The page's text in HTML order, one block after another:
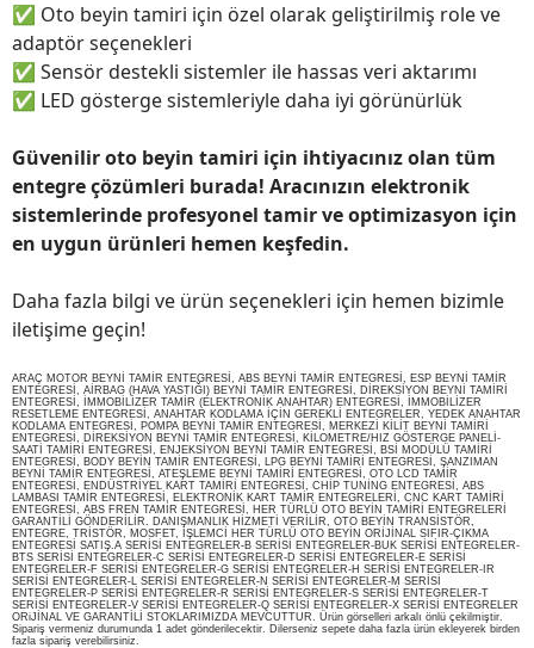
✅ Oto beyin tamiri için özel olarak geliştirilmiş role ve
adaptör seçenekleri
✅ Sensör destekli sistemler ile hassas veri aktarımı
✅ LED gösterge sistemleriyle daha iyi görünürlük
Güvenilir oto beyin tamiri için ihtiyacınız olan tüm
entegre çözümleri burada! Aracınızın elektronik
sistemlerinde profesyonel tamir ve optimizasyon için
en uygun ürünleri hemen keşfedin.
Daha fazla bilgi ve ürün seçenekleri için hemen bizimle
iletişime geçin!
ARAÇ MOTOR BEYNİ TAMİR ENTEGRESİ, ABS BEYNİ TAMİR ENTEGRESİ, ESP BEYNİ TAMİR
ENTEGRESİ, AİRBAG (HAVA YASTIĞI) BEYNİ TAMİR ENTEGRESİ, DİREKSİYON BEYNİ TAMİRİ
ENTEGRESİ, İMMOBİLİZER TAMİR (ELEKTRONİK ANAHTAR) ENTEGRESİ, İMMOBİLİZER
RESETLEME ENTEGRESİ, ANAHTAR KODLAMA İÇİN GEREKLİ ENTEGRELER, YEDEK ANAHTAR
KODLAMA ENTEGRESİ, POMPA BEYNİ TAMİR ENTEGRESİ, MERKEZİ KİLİT BEYNİ TAMİRİ
ENTEGRESİ, DİREKSİYON BEYNİ TAMİR ENTEGRESİ, KİLOMETRE/HIZ GÖSTERGE PANELİ-
SAATİ TAMİRİ ENTEGRESİ, ENJEKSİYON BEYNİ TAMİR ENTEGRESİ, BSİ MODÜLÜ TAMİRİ
ENTEGRESİ, BODY BEYİN TAMİR ENTEGRESİ, LPG BEYNİ TAMİRİ ENTEGRESİ, ŞANZIMAN
BEYNİ TAMİR ENTEGRESİ, ATEŞLEME BEYNİ TAMİRİ ENTEGRESİ, OTO LCD TAMİR
ENTEGRESİ, ENDÜSTRİYEL KART TAMİRİ ENTEGRESİ, CHİP TUNİNG ENTEGRESİ, ABS
LAMBASI TAMİR ENTEGRESİ, ELEKTRONİK KART TAMİR ENTEGRELERİ, CNC KART TAMİRİ
ENTEGRESİ, ABS FREN TAMİR ENTEGRESİ, HER TÜRLÜ OTO BEYİN TAMİRİ ENTEGRELERİ
GARANTİLİ GÖNDERİLİR. DANIŞMANLIK HİZMETİ VERİLİR, OTO BEYİN TRANSİSTÖR,
ENTEGRE, TRİSTÖR, MOSFET, İŞLEMCİ HER TÜRLÜ OTO BEYİN ORİJİNAL SIFIR-ÇIKMA
ENTEGRESİ SATIŞ.A SERİSİ ENTEGRELER-B SERİSİ ENTEGRELER-BUK SERİSİ ENTEGRELER-
BTS SERİSİ ENTEGRELER-C SERİSİ ENTEGRELER-D SERİSİ ENTEGRELER-E SERİSİ
ENTEGRELER-F SERİSİ ENTEGRELER-G SERİSİ ENTEGRELER-H SERİSİ ENTEGRELER-IR
SERİSİ ENTEGRELER-L SERİSİ ENTEGRELER-N SERİSİ ENTEGRELER-M SERİSİ
ENTEGRELER-P SERİSİ ENTEGRELER-R SERİSİ ENTEGRELER-S SERİSİ ENTEGRELER-T
SERİSİ ENTEGRELER-V SERİSİ ENTEGRELER-Q SERİSİ ENTEGRELER-X SERİSİ ENTEGRELER
ORiJİNAL VE GARANTİLİ STOKLARIMIZDA MEVCUTTUR. Ürün görselleri arkalı önlü çekilmiştir.
Sipariş vermeniz durumunda 1 adet gönderilecektir. Dilerseniz sepete daha fazla ürün ekleyerek birden
fazla sipariş verebilirsiniz.